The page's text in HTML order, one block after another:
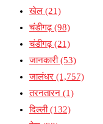
खेल (21)
चंडीगढ़(98)
चंडीगढ़(21)
जानकारी(53)
जालंधर (1,757)
तरनतारन (1)
दिल्ली(132)